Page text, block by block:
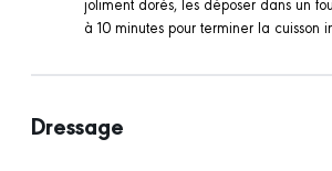
à 10 minutes pour terminer la cuisson
Dressage